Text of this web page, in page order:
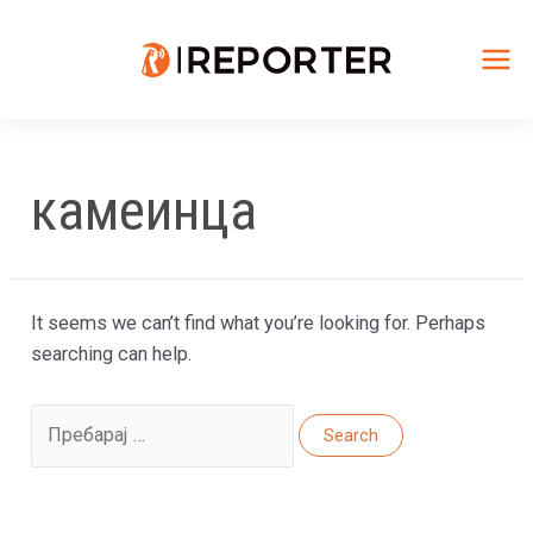
камеинца
It seems we can’t find what you’re looking for. Perhaps
searching can help.